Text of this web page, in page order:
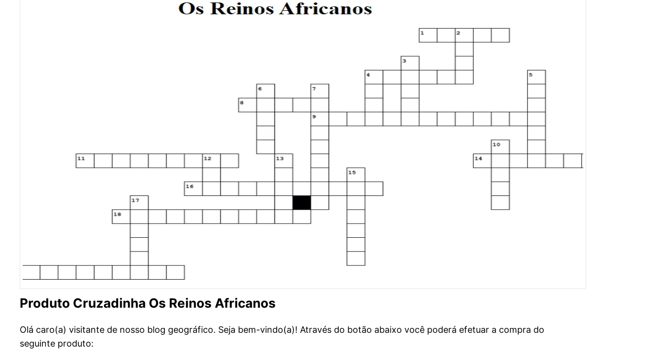
Produto Cruzadinha Os Reinos Africanos
Olá caro(a) visitante de nosso blog geográfico. Seja bem-vindo(a)! Através do botão abaixo você poderá efetuar a compra do
seguinte produto: